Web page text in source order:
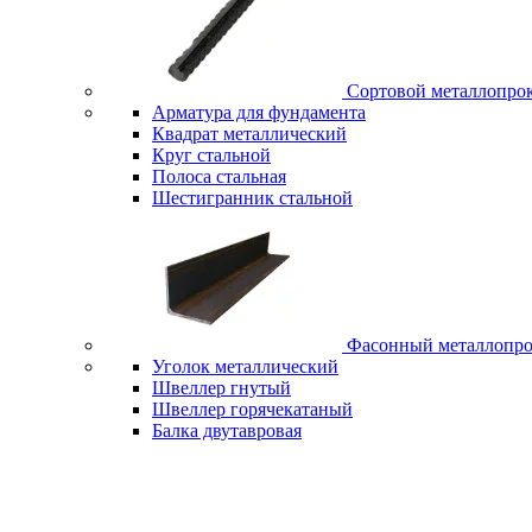
Сортовой
Арматура для фундамента
Квадрат металлический
Круг стальной
Полоса стальная
Шестигранник стальной
Фасонный
Уголок металлический
Швеллер гнутый
Швеллер горячекатаный
Балка двутавровая